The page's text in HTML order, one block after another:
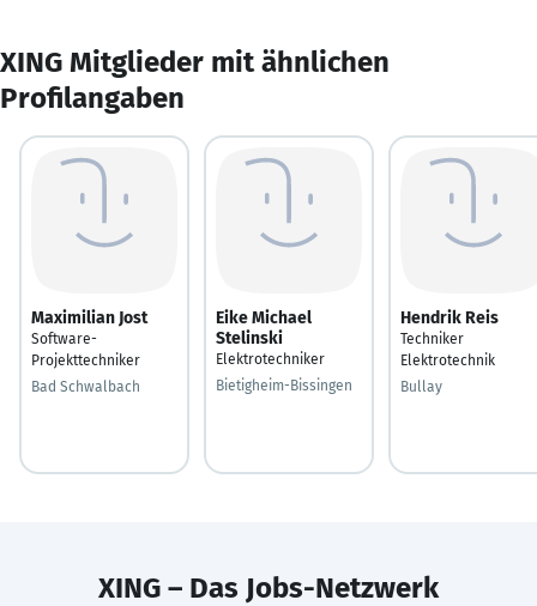
XING Mitglieder mit ähnlichen
Profilangaben
Maximilian Jost
Software-
Projekttechniker
Bad Schwalbach
Eike Michael
Stelinski
Elektrotechniker
Bietigheim-Bissingen
Hendrik Reis
Techniker
Elektrotechnik
Bullay
XING – Das Jobs-Netzwerk